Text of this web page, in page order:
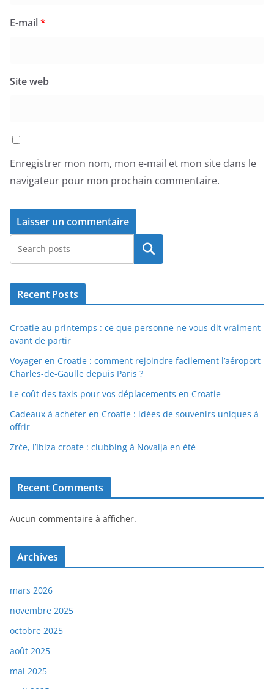
E-mail*
Site web
Enregistrer mon nom, mon e-mail et mon site dans le
navigateur pour mon prochain commentaire.
Rechercher
Recent Posts
Croatie au printemps : ce que personne ne vous dit vraiment
avant de partir
Voyager en Croatie : comment rejoindre facilement l’aéroport
Charles-de-Gaulle depuis Paris ?
Le coût des taxis pour vos déplacements en Croatie
Cadeaux à acheter en Croatie : idées de souvenirs uniques à
offrir
Zrće, l’Ibiza croate : clubbing à Novalja en été
Recent Comments
Aucun commentaire à afficher.
Archives
mars 2026
novembre 2025
octobre 2025
août 2025
mai 2025